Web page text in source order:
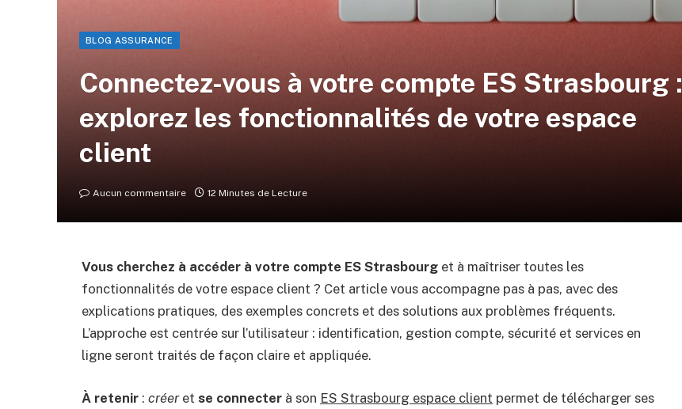
BLOG ASSURANCE
Connectez-vous à votre compte ES Strasbourg :
explorez les fonctionnalités de votre espace
client
Aucun commentaire 12 Minutes de Lecture
Vous cherchez à accéder à votre compte ES Strasbourg et à maîtriser toutes les
fonctionnalités de votre espace client ? Cet article vous accompagne pas à pas, avec des
explications pratiques, des exemples concrets et des solutions aux problèmes fréquents.
L’approche est centrée sur l’utilisateur : identification, gestion compte, sécurité et services en
ligne seront traités de façon claire et appliquée.
À retenir : créeret se connecter à son ES Strasbourg espace client permet de télécharger ses